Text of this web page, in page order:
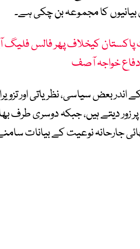
بیانیوں کا مجموعہ بن چکی ہے۔
پاکستان کیخلاف پھر فالس
دفاع خواجہ آصف
بعض سیاسی، نظریاتی اور
زور دیتے ہیں، جبکہ دوسری
جارحانہ نوعیت کے بیانات